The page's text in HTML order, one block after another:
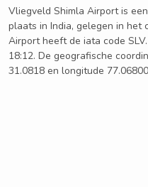
Vliegveld Shimla Airport is
plaats in India, gelegen in het
Airport heeft de iata code
18:12. De geografische
31.0818 en longitude